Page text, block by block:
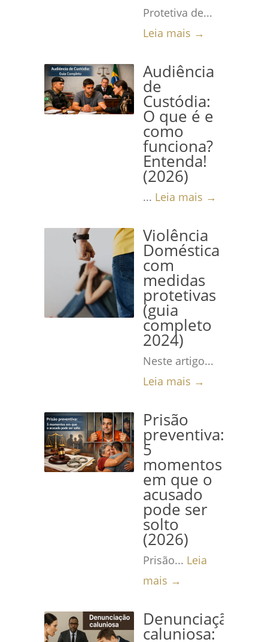
Protetiva de...
Leia mais →
Audiência
de
Custódia:
O que é e
como
funciona?
Entenda!
(2026)
... Leia mais →
Violência
Doméstica
com
medidas
protetivas
(guia
completo
2024)
Neste artigo...
Leia mais →
Prisão
preventiva:
5
momentos
em que o
acusado
pode ser
solto
(2026)
Prisão... Leia
mais →
Denunciação
caluniosa: